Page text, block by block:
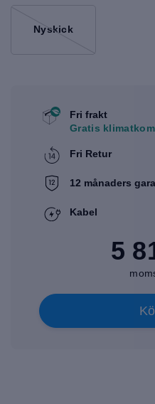
Nyskick
Fri frakt
Gratis
Fri Retur
12 månaders
Kabel
5